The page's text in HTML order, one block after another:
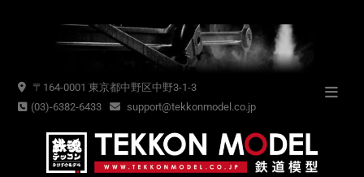
〒164-0001 東京都中野区中野3-1-3
(03)-6382-6433
support@tekkonmodel.co.jp